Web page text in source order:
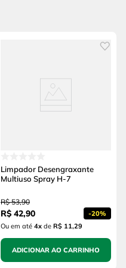
Limpador Desengraxante
Multiuso Spray H-7
R$ 53,90
R$ 42,90 -20%
Ou em até 4x de R$ 11,29
ADICIONAR AO CARRINHO